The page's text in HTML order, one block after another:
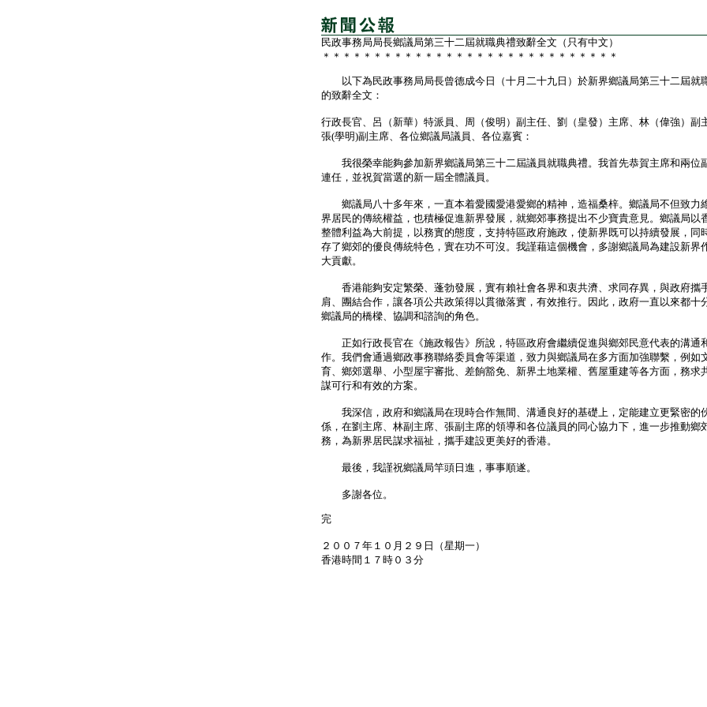
民政事務局局長鄉議局第三十二屆就職典禮致辭全文（只有中文）
＊＊＊＊＊＊＊＊＊＊＊＊＊＊＊＊＊＊＊＊＊＊＊＊＊＊＊＊＊
以下為民政事務局局長曾德成今日（十月二十九日）於新界鄉議局第三十二屆就
的致辭全文：
行政長官、呂（新華）特派員、周（俊明）副主任、劉（皇發）主席、林（偉強）副
張(學明)副主席、各位鄉議局議員、各位嘉賓：
我很榮幸能夠參加新界鄉議局第三十二屆議員就職典禮。我首先恭賀主席和兩位
連任，並祝賀當選的新一屆全體議員。
鄉議局八十多年來，一直本着愛國愛港愛鄉的精神，造福桑梓。鄉議局不但致力
界居民的傳統權益，也積極促進新界發展，就鄉郊事務提出不少寶貴意見。鄉議局以
整體利益為大前提，以務實的態度，支持特區政府施政，使新界既可以持續發展，同
存了鄉郊的優良傳統特色，實在功不可沒。我謹藉這個機會，多謝鄉議局為建設新界
大貢獻。
香港能夠安定繁榮、蓬勃發展，實有賴社會各界和衷共濟、求同存異，與政府攜
肩、團結合作，讓各項公共政策得以貫徹落實，有效推行。因此，政府一直以來都十
鄉議局的橋樑、協調和諮詢的角色。
正如行政長官在《施政報告》所說，特區政府會繼續促進與鄉郊民意代表的溝通
作。我們會通過鄉政事務聯絡委員會等渠道，致力與鄉議局在多方面加強聯繫，例如
育、鄉郊選舉、小型屋宇審批、差餉豁免、新界土地業權、舊屋重建等各方面，務求
謀可行和有效的方案。
我深信，政府和鄉議局在現時合作無間、溝通良好的基礎上，定能建立更緊密的
係，在劉主席、林副主席、張副主席的領導和各位議員的同心協力下，進一步推動鄉
務，為新界居民謀求福祉，攜手建設更美好的香港。
最後，我謹祝鄉議局竿頭日進，事事順遂。
多謝各位。
完
２００７年１０月２９日（星期一）
香港時間１７時０３分